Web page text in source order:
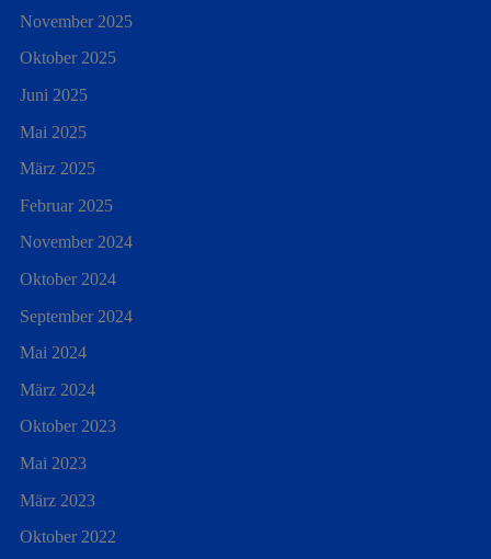
November 2025
Oktober 2025
Juni 2025
Mai 2025
März 2025
Februar 2025
November 2024
Oktober 2024
September 2024
Mai 2024
März 2024
Oktober 2023
Mai 2023
März 2023
Oktober 2022